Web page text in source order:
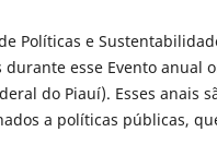
Políticas e
esse Evento anual
do Piauí). Esses
a políticas públicas,